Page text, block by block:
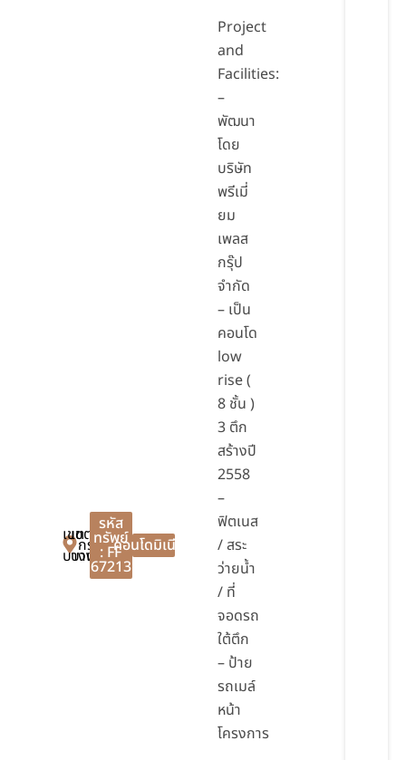
เขต
บางเขน
เขต
บางเขน
กรุงเทพมหานคร
รหัส
ทรัพย์
: FF
67213
คอนโดมิเนียม
Project
and
Facilities:
–
พัฒนา
โดย
บริษัท
พรีเมี่
ยม
เพลส
กรุ๊ป
จำกัด
– เป็น
คอนโด
low
rise (
8 ชั้น )
3 ตึก
สร้างปี
2558
–
ฟิตเนส
/ สระ
ว่ายน้ำ
/ ที่
จอดรถ
ใต้ตึก
– ป้าย
รถเมล์
หน้า
โครงการ